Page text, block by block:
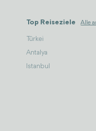
Top Reiseziele Alle
Türkei
Antalya
Istanbul